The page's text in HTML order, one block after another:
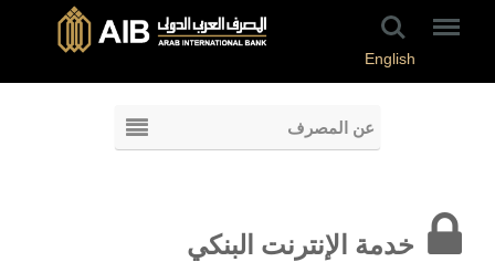
English
عن المصرف
خدمة الإنترنت البنكي